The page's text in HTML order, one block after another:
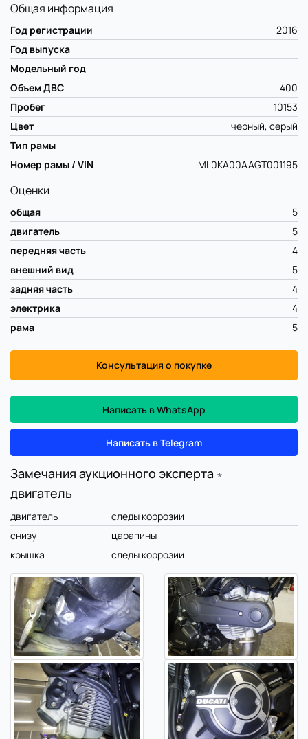
Общая информация
Год регистрации
2016
Год выпуска
Модельный год
Объем ДВС
400
Пробег
10153
Цвет
черный, серый
Тип рамы
Номер рамы / VIN
ML0KA00AAGT001195
Оценки
общая
5
двигатель
5
передняя часть
4
внешний вид
5
задняя часть
4
электрика
4
рама
5
Консультация о покупке
Написать в WhatsApp
Написать в Telegram
Замечания аукционного эксперта ∗
двигатель
двигатель
следы коррозии
снизу
царапины
крышка
следы коррозии